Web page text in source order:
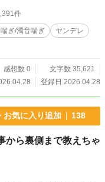
、露
力による流血表現(腱の切
表現などが含まれます。 と
いメリバです。苦手な方は
なんですハッピーエンド書
件
ぎ/濁音喘ぎ
ヤンデレ
感想数 0
文字数 35,621
登録日 2026.04.28
お気に入り追加 138
から裏側まで教えちゃ